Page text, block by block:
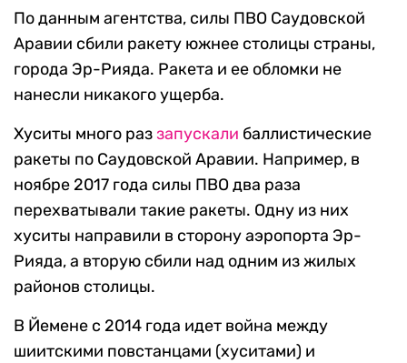
По данным агентства, силы ПВО Саудовской
Аравии сбили ракету южнее столицы страны,
города Эр-Рияда. Ракета и ее обломки не
нанесли никакого ущерба.
Хуситы много раззапускали баллистические
ракеты по Саудовской Аравии. Например, в
ноябре 2017 года силы ПВО два раза
перехватывали такие ракеты. Одну из них
хуситы направили в сторону аэропорта Эр-
Рияда, а вторую сбили над одним из жилых
районов столицы.
В Йемене с 2014 года идет война между
шиитскими повстанцами (хуситами) и